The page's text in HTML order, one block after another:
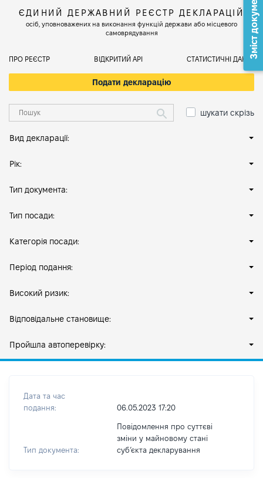
ЄДИНИЙ ДЕРЖАВНИЙ РЕЄСТР ДЕКЛАРАЦІЙ
осіб, уповноважених на виконання функцій держави або місцевого
самоврядування
ПРО РЕЄСТР ВІДКРИТИЙ АРІ СТАТИСТИЧНІ ДАНІ
Подати декларацію
шукати скрізь
Вид декларації:
Рік:
Тип документа:
Тип посади:
Категорія посади:
Період подання:
Високий ризик:
Відповідальне становище:
Пройшла автоперевірку:
Дата та час
подання:
06.05.2023 17:20
Тип документа:
Повідомлення про суттєві
зміни у майновому стані
субʼєкта декларування
Зміст документа